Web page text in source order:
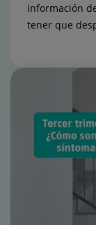
información
tener que